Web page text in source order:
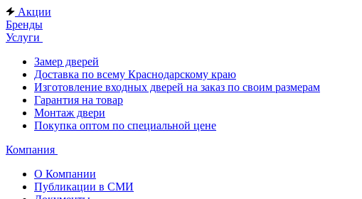
Акции
Бренды
Услуги
Замер дверей
Доставка по всему Краснодарскому краю
Изготовление входных дверей на заказ по своим размерам
Гарантия на товар
Монтаж двери
Покупка оптом по специальной цене
Компания
О Компании
Публикации в СМИ